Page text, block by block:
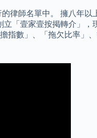
律師名單中。 擁八年以
「壹家壹按掲轉介」
指數」、「拖欠比率」